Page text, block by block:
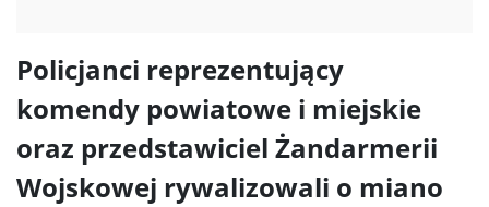
Policjanci reprezentujący
komendy powiatowe i miejskie
oraz przedstawiciel Żandarmerii
Wojskowej rywalizowali o miano